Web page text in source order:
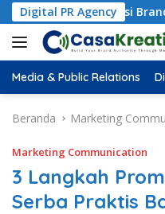
Digital PR Agency
Reputasi Brand
Media & Public Relations
Beranda Marketing
Marketing Communication
3 Langkah
Serba Praktis